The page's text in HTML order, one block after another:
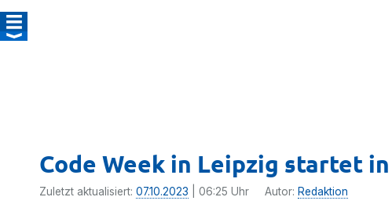
Code Week in Leipzig startet
Zuletzt aktualisiert: 07.10.2023 | 06:25 Uhr Autor: Redaktion